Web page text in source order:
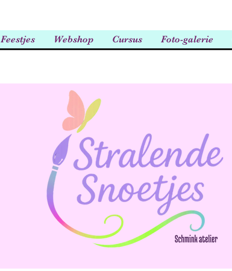
Feestjes Webshop Cursus Foto-galerie